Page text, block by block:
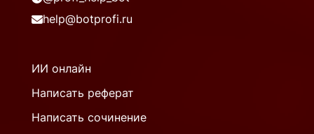
help@botprofi.ru
ИИ онлайн
Написать реферат
Написать сочинение